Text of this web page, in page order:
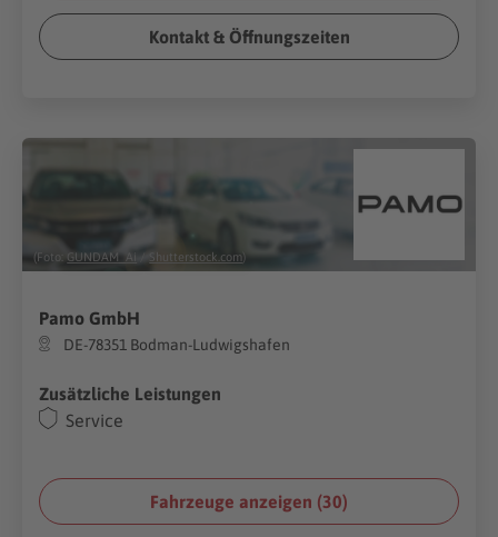
Kontakt & Öffnungszeiten
(Foto: GUNDAM_Ai / Shutterstock.com)
Pamo GmbH
DE-78351 Bodman-Ludwigshafen
Zusätzliche Leistungen
Service
Fahrzeuge anzeigen (30)